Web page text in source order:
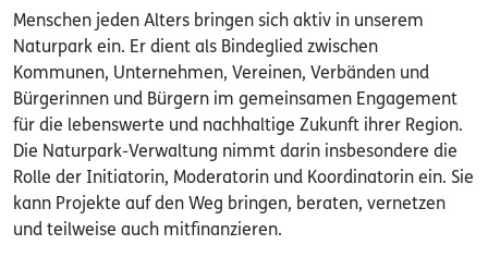
Menschen jeden Alters bringen sich aktiv in unserem
Naturpark ein. Er dient als Bindeglied zwischen
Kommunen, Unternehmen, Vereinen, Verbänden und
Bürgerinnen und Bürgern im gemeinsamen Engagement
für die lebenswerte und nachhaltige Zukunft ihrer Region.
Die Naturpark-Verwaltung nimmt darin insbesondere die
Rolle der Initiatorin, Moderatorin und Koordinatorin ein. Sie
kann Projekte auf den Weg bringen, beraten, vernetzen
und teilweise auch mitfinanzieren.